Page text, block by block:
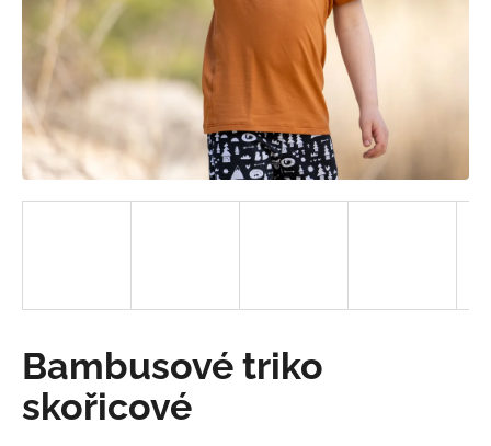
Bambusové triko
skořicové
a
í
t
?
D
o
p
o